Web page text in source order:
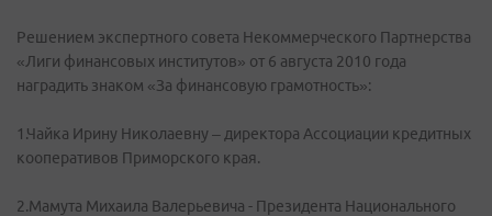
Решением экспертного совета Некоммерческого Партнерства
«Лиги финансовых институтов» от 6 августа 2010 года
наградить знаком «За финансовую грамотность»:
1.Чайка Ирину Николаевну – директора Ассоциации кредитных
кооперативов Приморского края.
2.Мамута Михаила Валерьевича - Президента Национального